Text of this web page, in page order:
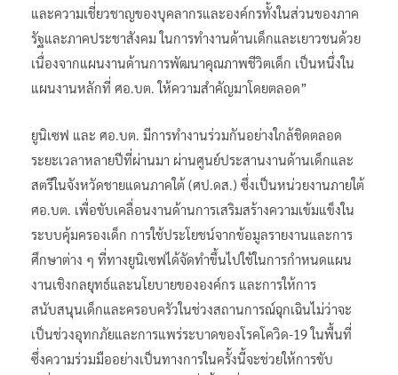
และความเชี่ยวชาญของบุคลากรและองค์กรทั้งในส่วนของภาค
รัฐและภาคประชาสังคม ในการทำงานด้านเด็กและเยาวชนด้วย
เนื่องจากแผนงานด้านการพัฒนาคุณภาพชีวิตเด็ก เป็นหนึ่งใน
แผนงานหลักที่ ศอ.บต. ให้ความสำคัญมาโดยตลอด”
ยูนิเซฟ และ ศอ.บต. มีการทำงานร่วมกันอย่างใกล้ชิดตลอด
ระยะเวลาหลายปีที่ผ่านมา ผ่านศูนย์ประสานงานด้านเด็กและ
สตรีในจังหวัดชายแดนภาคใต้ (ศป.ดส.) ซึ่งเป็นหน่วยงานภายใต้
ศอ.บต. เพื่อขับเคลื่อนงานด้านการเสริมสร้างความเข้มแข็งใน
ระบบคุ้มครองเด็ก การใช้ประโยชน์จากข้อมูลรายงานและการ
ศึกษาต่าง ๆ ที่ทางยูนิเซฟได้จัดทำขึ้นไปใช้ในการกำหนดแผน
งานเชิงกลยุทธ์และนโยบายขององค์กร และการให้การ
สนับสนุนเด็กและครอบครัวในช่วงสถานการณ์ฉุกเฉินไม่ว่าจะ
เป็นช่วงอุทกภัยและการแพร่ระบาดของโรคโควิด-19 ในพื้นที่
ซึ่งความร่วมมืออย่างเป็นทางการในครั้งนี้จะช่วยให้การขับ